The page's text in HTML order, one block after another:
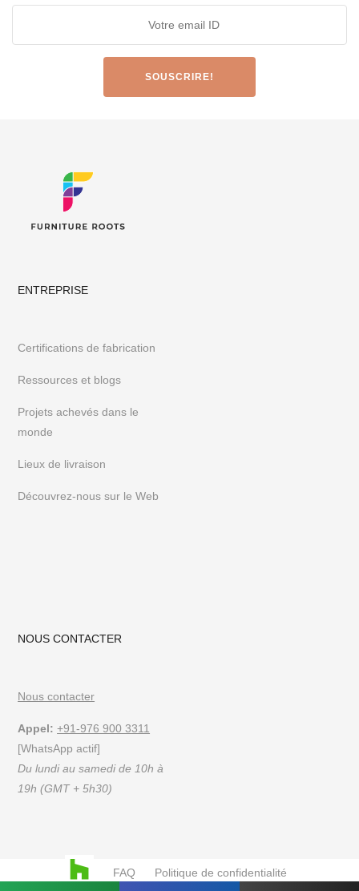
ENTREPRISE
Certifications de fabrication
Ressources et blogs
Projets achevés dans le
monde
Lieux de livraison
Découvrez-nous sur le Web
NOUS CONTACTER
Nous contacter
Appel: +91-976 900 3311
[WhatsApp actif]
Du lundi au samedi de 10h à
19h (GMT + 5h30)
FAQ Politique de confidentialité